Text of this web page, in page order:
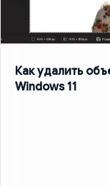
Как удалить
Windows 11